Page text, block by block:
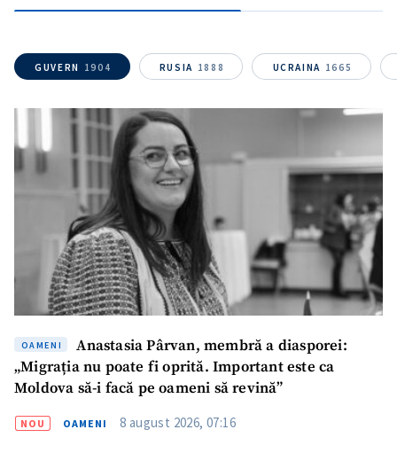
GUVERN 1904 RUSIA 1888 UCRAINA 1665
OAMENI
Anastasia Pârvan, membră a diasporei:
„Migrația nu poate fi oprită. Important este ca
Moldova să-i facă pe oameni să revină”
NOU OAMENI 8 august 2026, 07:16